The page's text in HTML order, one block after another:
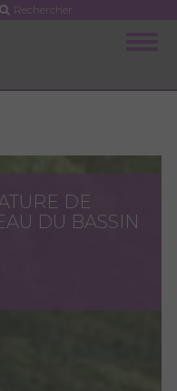
Rechercher
DE
DU BASSIN